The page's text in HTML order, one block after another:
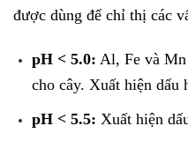
được dùng để chỉ thị các
pH < 5.0: Al, Fe và Mn
cho cây. Xuất hiện dấu
pH < 5.5: Xuất hiện